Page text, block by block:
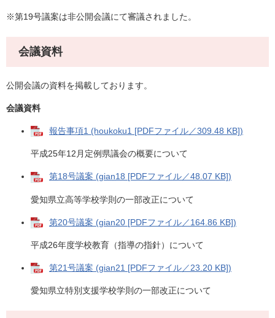
※第19号議案は非公開会議にて審議されました。
会議資料
公開会議の資料を掲載しております。
会議資料
報告事項1 (houkoku1 [PDFファイル／309.48 KB])
平成25年12月定例県議会の概要について
第18号議案 (gian18 [PDFファイル／48.07 KB])
愛知県立高等学校学則の一部改正について
第20号議案 (gian20 [PDFファイル／164.86 KB])
平成26年度学校教育（指導の指針）について
第21号議案 (gian21 [PDFファイル／23.20 KB])
愛知県立特別支援学校学則の一部改正について